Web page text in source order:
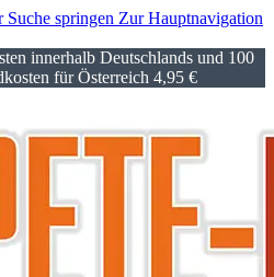
Suche springen Zur Hauptnavigation
innerhalb Deutschlands und 100
für Österreich 4,95 €